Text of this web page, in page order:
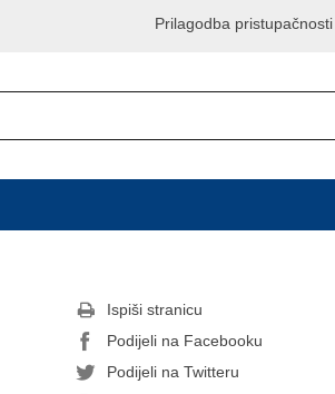
Prilagodba pristupačnosti
Ispiši stranicu
Podijeli na Facebooku
Podijeli na Twitteru